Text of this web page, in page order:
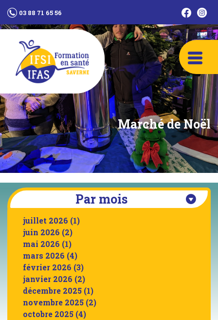
03 88 71 65 56
Marché de Noël
Par mois
juillet 2026 (1)
juin 2026 (2)
mai 2026 (1)
mars 2026 (4)
février 2026 (3)
janvier 2026 (2)
décembre 2025 (1)
novembre 2025 (2)
octobre 2025 (4)